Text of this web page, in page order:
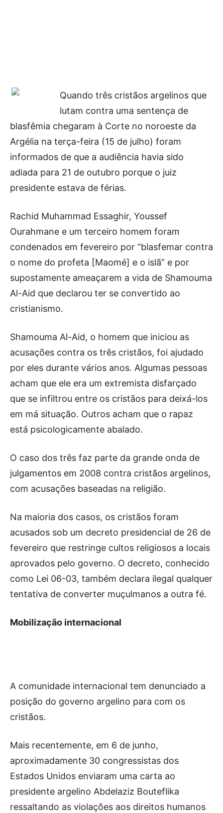
Quando três cristãos argelinos que
lutam contra uma sentença de
blasfêmia chegaram à Corte no noroeste da
Argélia na terça-feira (15 de julho) foram
informados de que a audiência havia sido
adiada para 21 de outubro porque o juiz
presidente estava de férias.
Rachid Muhammad Essaghir, Youssef
Ourahmane e um terceiro homem foram
condenados em fevereiro por “blasfemar contra
o nome do profeta [Maomé] e o islã” e por
supostamente ameaçarem a vida de Shamouma
Al-Aid que declarou ter se convertido ao
cristianismo.
Shamouma Al-Aid, o homem que iniciou as
acusações contra os três cristãos, foi ajudado
por eles durante vários anos. Algumas pessoas
acham que ele era um extremista disfarçado
que se infiltrou entre os cristãos para deixá-los
em má situação. Outros acham que o rapaz
está psicologicamente abalado.
O caso dos três faz parte da grande onda de
julgamentos em 2008 contra cristãos argelinos,
com acusações baseadas na religião.
Na maioria dos casos, os cristãos foram
acusados sob um decreto presidencial de 26 de
fevereiro que restringe cultos religiosos a locais
aprovados pelo governo. O decreto, conhecido
como Lei 06-03, também declara ilegal qualquer
tentativa de converter muçulmanos a outra fé.
Mobilização internacional
A comunidade internacional tem denunciado a
posição do governo argelino para com os
cristãos.
Mais recentemente, em 6 de junho,
aproximadamente 30 congressistas dos
Estados Unidos enviaram uma carta ao
presidente argelino Abdelaziz Bouteflika
ressaltando as violações aos direitos humanos